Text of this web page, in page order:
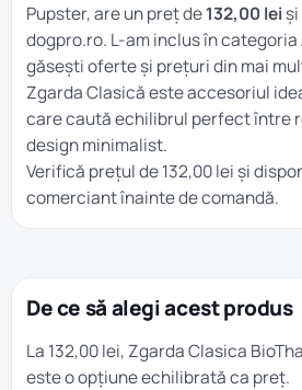
Pupster, are un preț de132,00 lei
dogpro.ro. L-am inclus în categoria
găsești oferte și prețuri din mai
Zgarda Clasică este accesoriul
care caută echilibrul perfect între
design minimalist.
Verifică prețul de 132,00 lei și
comerciant înainte de comandă.
De ce să alegi acest produs
La 132,00 lei, Zgarda Clasica
este o opțiune echilibrată ca preț.